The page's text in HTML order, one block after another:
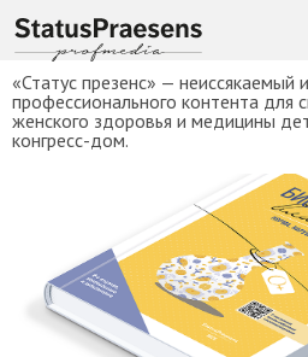
«Статус презенс» — неиссякаемый
профессионального контента для
женского здоровья и медицины
конгресс-дом.